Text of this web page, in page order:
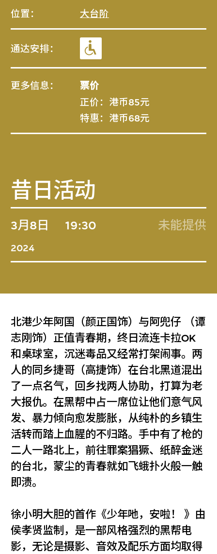
位置： 大台阶
通达安排：
更多信息： 票价
正价：港币85元
特惠：港币68元
昔日活动
3月8日
2024
19:30 未能提供
北港少年阿国（颜正国饰）与阿兜仔 （谭
志刚饰）正值青春期，终日流连卡拉OK
和桌球室，沉迷毒品又经常打架闹事。两
人的同乡捷哥（高捷饰）在台北黑道混出
了一点名气，回乡找两人协助，打算为老
大报仇。在黑帮中占一席位让他们意气风
发、暴力倾向愈发膨胀，从纯朴的乡镇生
活转而踏上血腥的不归路。手中有了枪的
二人一路北上，前往罪案猖獗、纸醉金迷
的台北，蒙尘的青春就如飞蛾扑火般一触
即溃。
徐小明大胆的首作《少年吔，安啦！ 》由
侯孝贤监制，是一部风格强烈的黑帮电
影，无论是摄影、音效及配乐方面均取得